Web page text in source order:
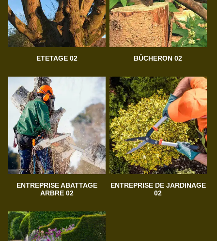
ETETAGE 02 BÛCHERON 02
ENTREPRISE ABATTAGE
ARBRE 02
ENTREPRISE DE JARDINAGE
02